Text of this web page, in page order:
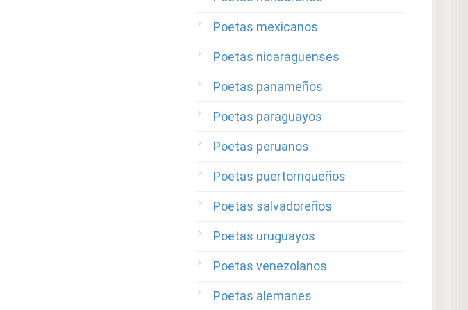
Poetas mexicanos
Poetas nicaraguenses
Poetas panameños
Poetas paraguayos
Poetas peruanos
Poetas puertorriqueños
Poetas salvadoreños
Poetas uruguayos
Poetas venezolanos
Poetas alemanes